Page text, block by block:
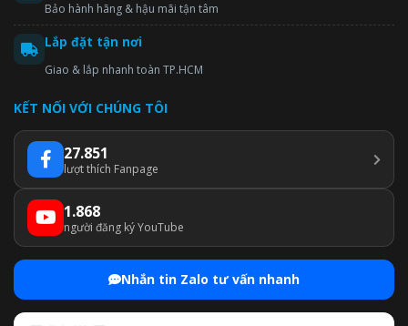
Bảo hành hãng & hậu mãi tận tâm
Lắp đặt tận nơi
Giao & lắp nhanh toàn TP.HCM
KẾT NỐI VỚI CHÚNG TÔI
27.851
lượt thích Fanpage
1.868
người đăng ký YouTube
Nhắn tin Zalo tư vấn nhanh